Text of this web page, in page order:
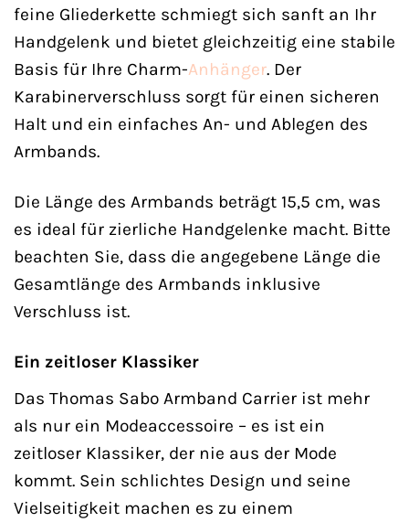
feine Gliederkette schmiegt sich sanft an Ihr
Handgelenk und bietet gleichzeitig eine stabile
Basis für Ihre Charm-Anhänger. Der
Karabinerverschluss sorgt für einen sicheren
Halt und ein einfaches An- und Ablegen des
Armbands.
Die Länge des Armbands beträgt 15,5 cm, was
es ideal für zierliche Handgelenke macht. Bitte
beachten Sie, dass die angegebene Länge die
Gesamtlänge des Armbands inklusive
Verschluss ist.
Ein zeitloser Klassiker
Das Thomas Sabo Armband Carrier ist mehr
als nur ein Modeaccessoire – es ist ein
zeitloser Klassiker, der nie aus der Mode
kommt. Sein schlichtes Design und seine
Vielseitigkeit machen es zu einem